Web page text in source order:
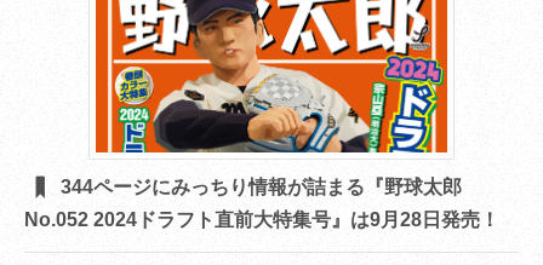
344ページにみっちり情報が詰まる『野球太郎
No.052 2024ドラフト直前大特集号』は9月28日発売！